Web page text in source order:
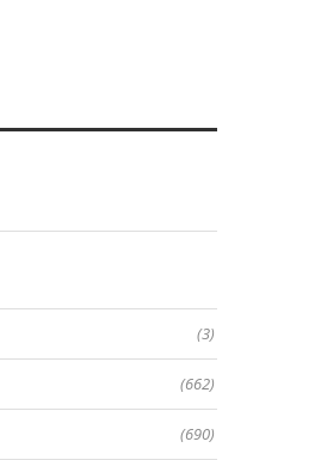
(3)
(662)
(690)